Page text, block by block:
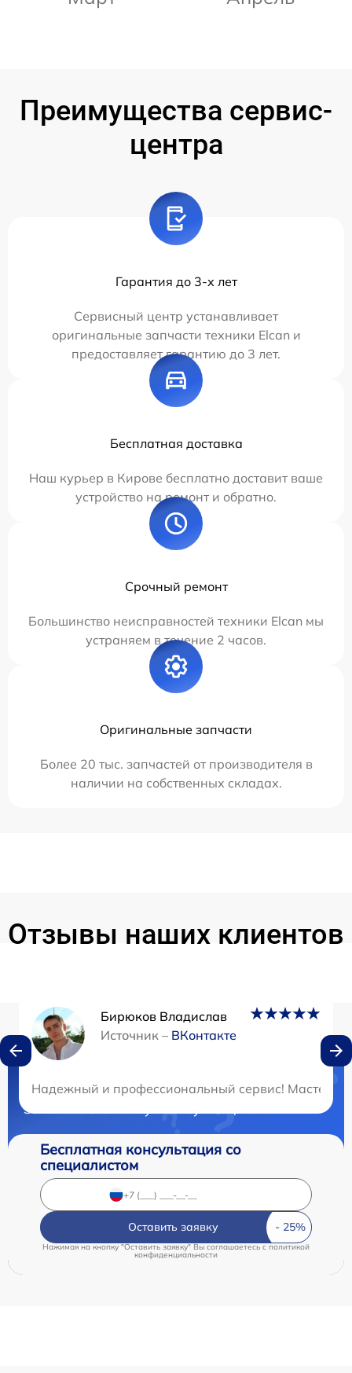
Преимущества сервис-
центра
Гарантия до 3-х лет
Сервисный центр устанавливает
оригинальные запчасти техники Elcan и
предоставляет гарантию до 3 лет.
Бесплатная доставка
Наш курьер в Кирове бесплатно доставит ваше
устройство на ремонт и обратно.
Срочный ремонт
Большинство неисправностей техники Elcan мы
устраняем в течение 2 часов.
Оригинальные запчасти
Более 20 тыс. запчастей от производителя в
наличии на собственных складах.
Отзывы наших клиентов
Бирюков Владислав
Источник – ВКонтакте
Надежный и профессиональный сервис! Мастер из
Нужна консультация?
Закажите бесплатную консультацию
Бесплатная консультация со
специалистом
Оставить заявку
Нажимая на кнопку "Оставить заявку" Вы соглашаетесь c политикой
конфиденциальности